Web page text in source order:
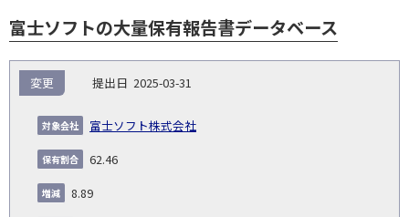
富士ソフトの大量保有報告書データベース
NO.
告
義
務
発
生
日
出
コー
象
2025-03-31
富士ソフト株式会社
変更
62.46
8.89